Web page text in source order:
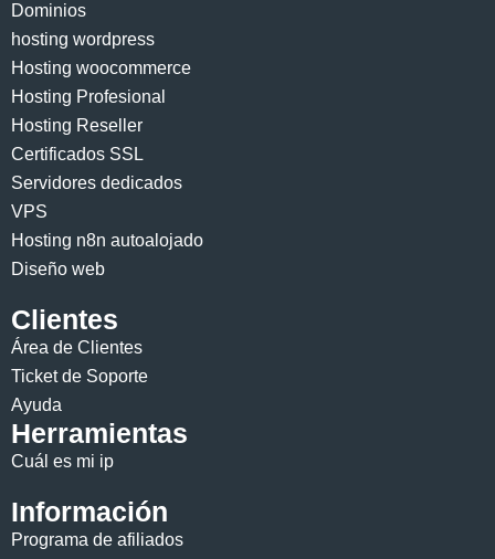
Dominios
hosting wordpress
Hosting woocommerce
Hosting Profesional
Hosting Reseller
Certificados SSL
Servidores dedicados
VPS
Hosting n8n autoalojado
Diseño web
Clientes
Área de Clientes
Ticket de Soporte
Ayuda
Herramientas
Cuál es mi ip
Información
Programa de afiliados